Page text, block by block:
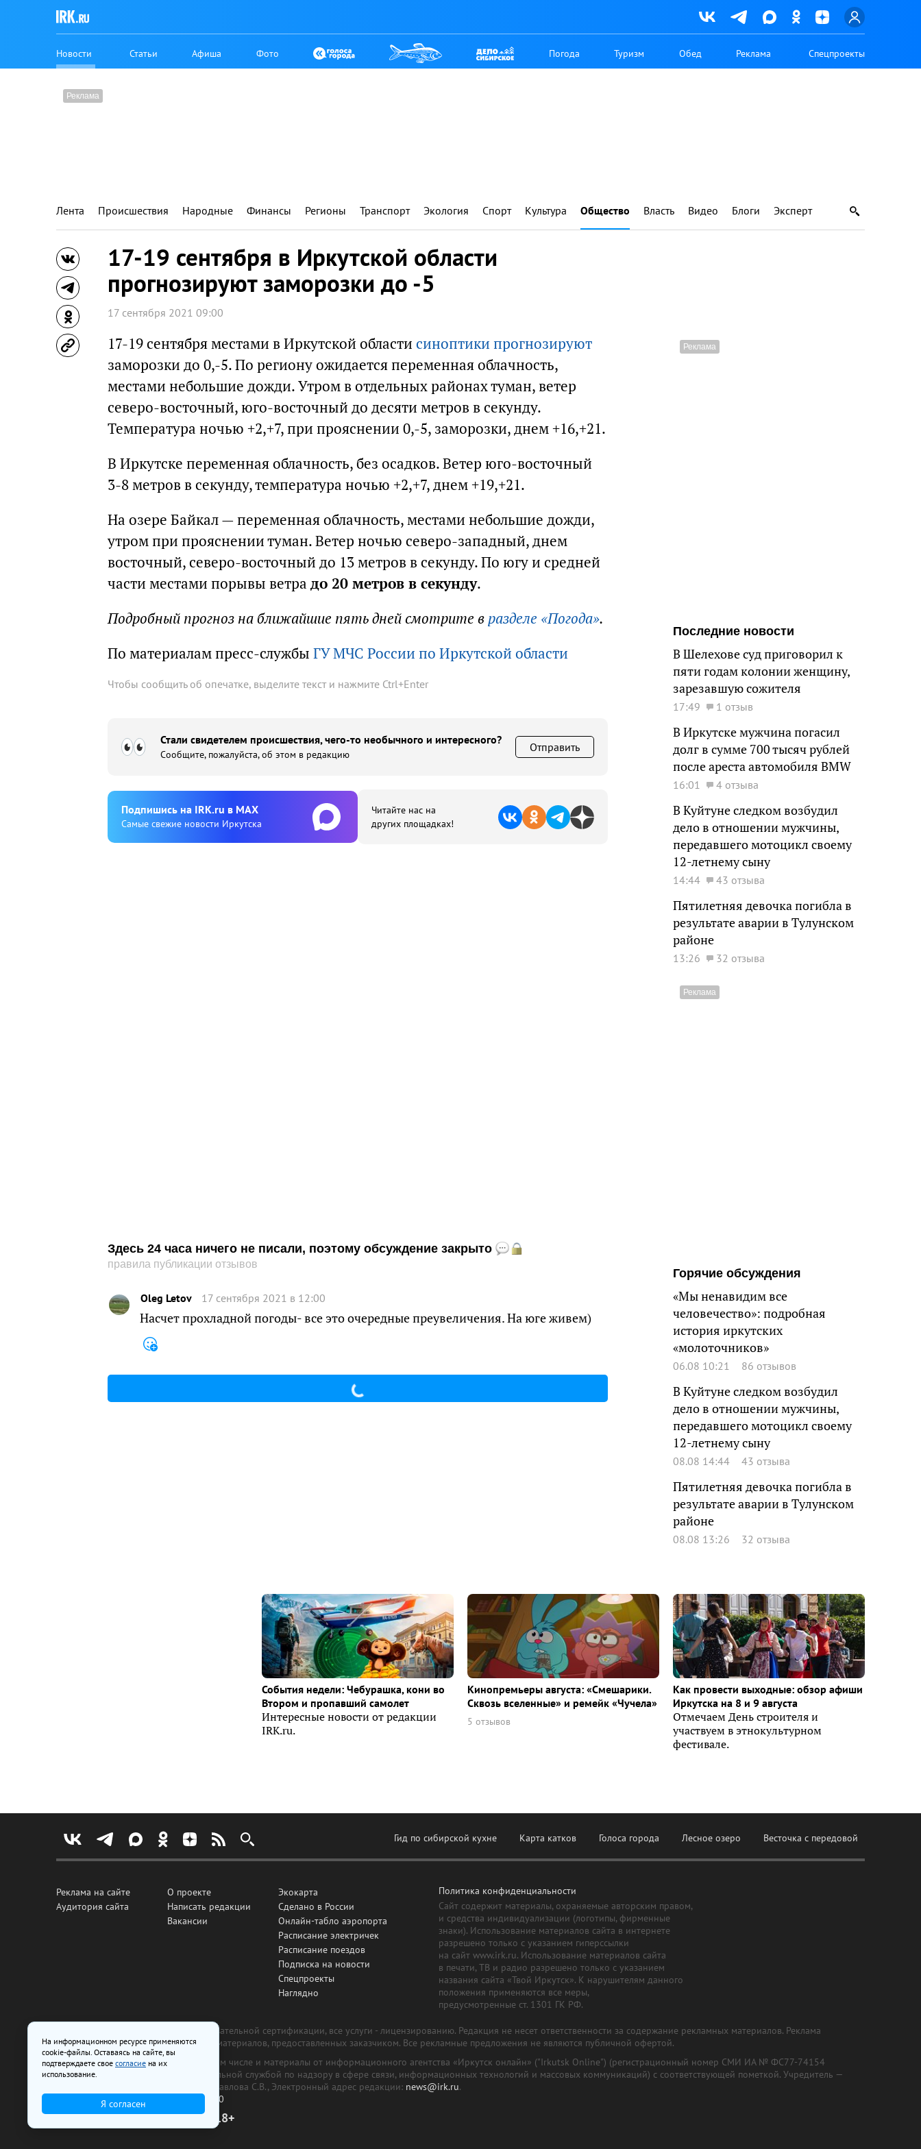
Новости Статьи Афиша Фото Погода Туризм Обед Реклама Спецпроекты
Лента Происшествия Народные Финансы Регионы Транспорт Экология Спорт Культура Общество Власть Видео Блоги Эксперт
17-19 сентября в Иркутской области
прогнозируют заморозки до -5
17 сентября 2021 09:00
17-19 сентября местами в Иркутской области синоптики прогнозируют
заморозки до 0,-5. По региону ожидается переменная облачность,
местами небольшие дожди. Утром в отдельных районах туман, ветер
северо-восточный, юго-восточный до десяти метров в секунду.
Температура ночью +2,+7, при прояснении 0,-5, заморозки, днем +16,+21.
В Иркутске переменная облачность, без осадков. Ветер юго-восточный
3-8 метров в секунду, температура ночью +2,+7, днем +19,+21.
На озере Байкал — переменная облачность, местами небольшие дожди,
утром при прояснении туман. Ветер ночью северо-западный, днем
восточный, северо-восточный до 13 метров в секунду. По югу и средней
части местами порывы ветра до 20 метров в секунду.
Подробный прогноз на ближайшие пять дней смотрите в разделе «Погода».
По материалам пресс-службы ГУ МЧС России по Иркутской области
Чтобы сообщить об опечатке, выделите текст и нажмите Ctrl+Enter
Стали свидетелем происшествия, чего-то необычного и интересного?
Сообщите, пожалуйста, об этом в редакцию
Отправить
Подпишиcь на IRK.ru в MAX
Cамые свежие новости Иркутска
Читайте нас на
других площадках!
Здесь 24 часа ничего не писали, поэтому обсуждение закрыто
правила публикации отзывов
Oleg Letov 17 сентября 2021 в 12:00
Насчет прохладной погоды- все это очередные преувеличения. На юге живем)
Последние новости
В Шелехове суд приговорил к
пяти годам колонии женщину,
зарезавшую сожителя
17:49 1 отзыв
В Иркутске мужчина погасил
долг в сумме 700 тысяч рублей
после ареста автомобиля BMW
16:01 4 отзыва
В Куйтуне следком возбудил
дело в отношении мужчины,
передавшего мотоцикл своему
12-летнему сыну
14:44 43 отзыва
Пятилетняя девочка погибла в
результате аварии в Тулунском
районе
13:26 32 отзыва
Горячие обсуждения
«Мы ненавидим все
человечество»: подробная
история иркутских
«молоточников»
06.08 10:21 86 отзывов
В Куйтуне следком возбудил
дело в отношении мужчины,
передавшего мотоцикл своему
12-летнему сыну
08.08 14:44 43 отзыва
Пятилетняя девочка погибла в
результате аварии в Тулунском
районе
08.08 13:26 32 отзыва
События недели: Чебурашка, кони во
Втором и пропавший самолет
Интересные новости от редакции
IRK.ru.
Кинопремьеры августа: «Смешарики.
Сквозь вселенные» и ремейк «Чучела»
5 отзывов
Как провести выходные: обзор афиши
Иркутска на 8 и 9 августа
Отмечаем День строителя и
участвуем в этнокультурном
фестивале.
Гид по сибирской кухне Карта катков Голоса города Лесное озеро Весточка с передовой
Реклама на сайте
Аудитория сайта
О проекте
Написать редакции
Вакансии
Экокарта
Сделано в России
Онлайн-табло аэропорта
Расписание электричек
Расписание поездов
Подписка на новости
Спецпроекты
Наглядно
Политика конфиденциальности
Сайт содержит материалы, охраняемые авторским правом,
и средства индивидуализации (логотипы, фирменные
знаки). Использование материалов сайта в интернете
разрешено только с указанием гиперссылки
на сайт www.irk.ru. Использование материалов сайта
в печати, ТВ и радио разрешено только с указанием
названия сайта «Твой Иркутск». К нарушителям данного
положения применяются все меры,
предусмотренные ст. 1301 ГК РФ.
Все рекламные товары подлежат обязательной сертификации, все услуги - лицензированию. Редакция не несет ответственности за содержание рекламных материалов. Реклама
изготовлена и размещена на основе материалов, предоставленных заказчиком. Все рекламные предложения не являются публичной офертой.
На сайте www.irk.ru размещаются в том числе и материалы от информационного агентства «Иркутск онлайн» ("Irkutsk Online") (регистрационный номер СМИ ИА № ФС77-74154
от 29 октября 2018 г., выдан Федеральной службой по надзору в сфере связи, информационных технологий и массовых коммуникаций) с соответствующей пометкой. Учредитель —
ООО «Ирк.ру». Главный редактор — Павлова С.В., Электронный адрес редакции: news@irk.ru.
Телефон редакции:
+7 (3952) 48-88-50
18+
На информационном ресурсе применяются
cookie-файлы. Оставаясь на сайте, вы
подтверждаете свое согласие на их
использование.
Я согласен